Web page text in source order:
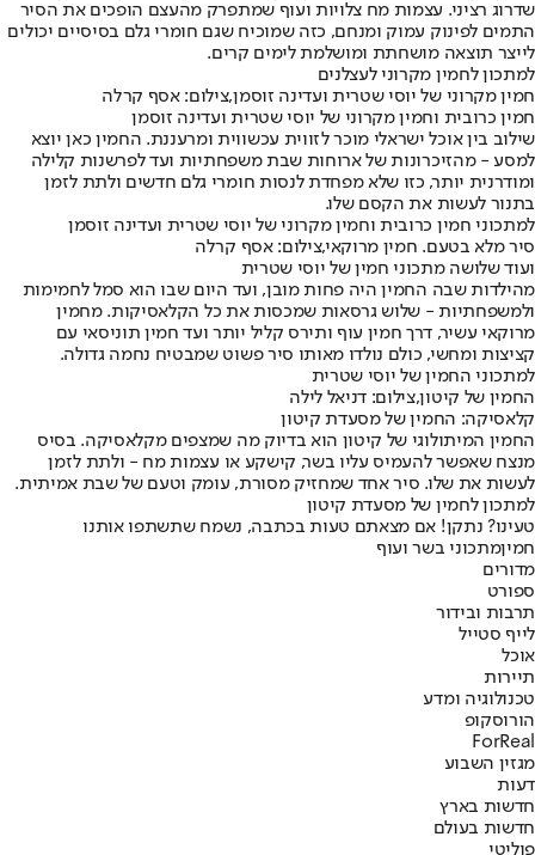
שדרוג רציני. עצמות מח צלויות ועוף שמתפרק מהעצם הופכים את הסיר
התמים לפינוק עמוק ומנחם, כזה שמוכיח שגם חומרי גלם בסיסיים יכולים
לייצר תוצאה מושחתת ומושלמת לימים קרים.
למתכון לחמין מקרוני לעצלנים
חמין מקרוני של יוסי שטרית ועדינה זוסמן,צילום: אסף קרלה
חמין כרובית וחמין מקרוני של יוסי שטרית ועדינה זוסמן
שילוב בין אוכל ישראלי מוכר לזווית עכשווית ומרעננת. החמין כאן יוצא
למסע - מהזיכרונות של ארוחות שבת משפחתיות ועד לפרשנות קלילה
ומודרנית יותר, כזו שלא מפחדת לנסות חומרי גלם חדשים ולתת לזמן
בתנור לעשות את הקסם שלו.
למתכוני חמין כרובית וחמין מקרוני של יוסי שטרית ועדינה זוסמן
סיר מלא בטעם. חמין מרוקאי,צילום: אסף קרלה
ועוד שלושה מתכוני חמין של יוסי שטרית
מהילדות שבה החמין היה פחות מובן, ועד היום שבו הוא סמל לחמימות
ולמשפחתיות - שלוש גרסאות שמכסות את כל הקלאסיקות. מחמין
מרוקאי עשיר, דרך חמין עוף ותירס קליל יותר ועד חמין תוניסאי עם
קציצות ומחשי, כולם נולדו מאותו סיר פשוט שמבטיח נחמה גדולה.
למתכוני החמין של יוסי שטרית
החמין של קיטון,צילום: דניאל לילה
קלאסיקה: החמין של מסעדת קיטון
החמין המיתולוגי של קיטון הוא בדיוק מה שמצפים מקלאסיקה. בסיס
מנצח שאפשר להעמיס עליו בשר, קישקע או עצמות מח - ולתת לזמן
לעשות את שלו. סיר אחד שמחזיק מסורת, עומק וטעם של שבת אמיתית.
למתכון לחמין של מסעדת קיטון
טעינו? נתקן! אם מצאתם טעות בכתבה, נשמח שתשתפו אותנו
חמיןמתכוני בשר ועוף
מדורים
ספורט
תרבות ובידור
לייף סטייל
אוכל
תיירות
טכנולוגיה ומדע
הורוסקופ
ForReal
מגזין השבוע
דעות
חדשות בארץ
חדשות בעולם
פוליטי